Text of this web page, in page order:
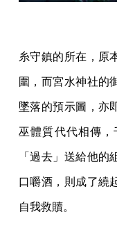
糸守鎮的所在，原
圍，而宮水神社的
墜落的預示圖，亦
巫體質代代相傳
「過去」送給他
口嚼酒，則成了繞
自我救贖。